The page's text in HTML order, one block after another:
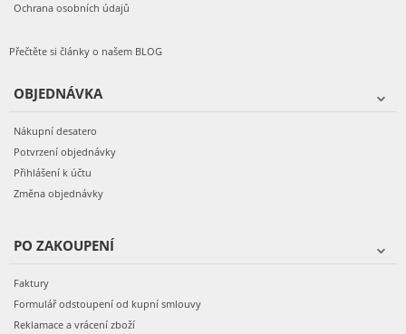
Ochrana osobních údajů
Přečtěte si články o našem BLOG
OBJEDNÁVKA
Nákupní desatero
Potvrzení objednávky
Přihlášení k účtu
Změna objednávky
PO ZAKOUPENÍ
Faktury
Formulář odstoupení od kupní smlouvy
Reklamace a vrácení zboží